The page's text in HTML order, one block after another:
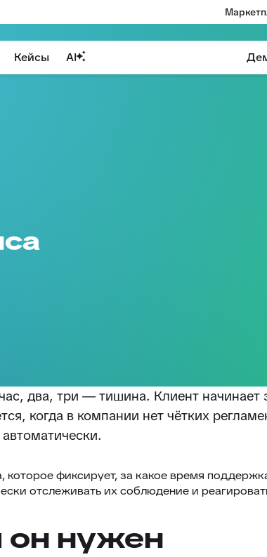
Кейсы AI
два, три — тишина. Клиент
когда в компании нет чётких
фиксирует, за какое время
отслеживать их соблюдение и
он нужен